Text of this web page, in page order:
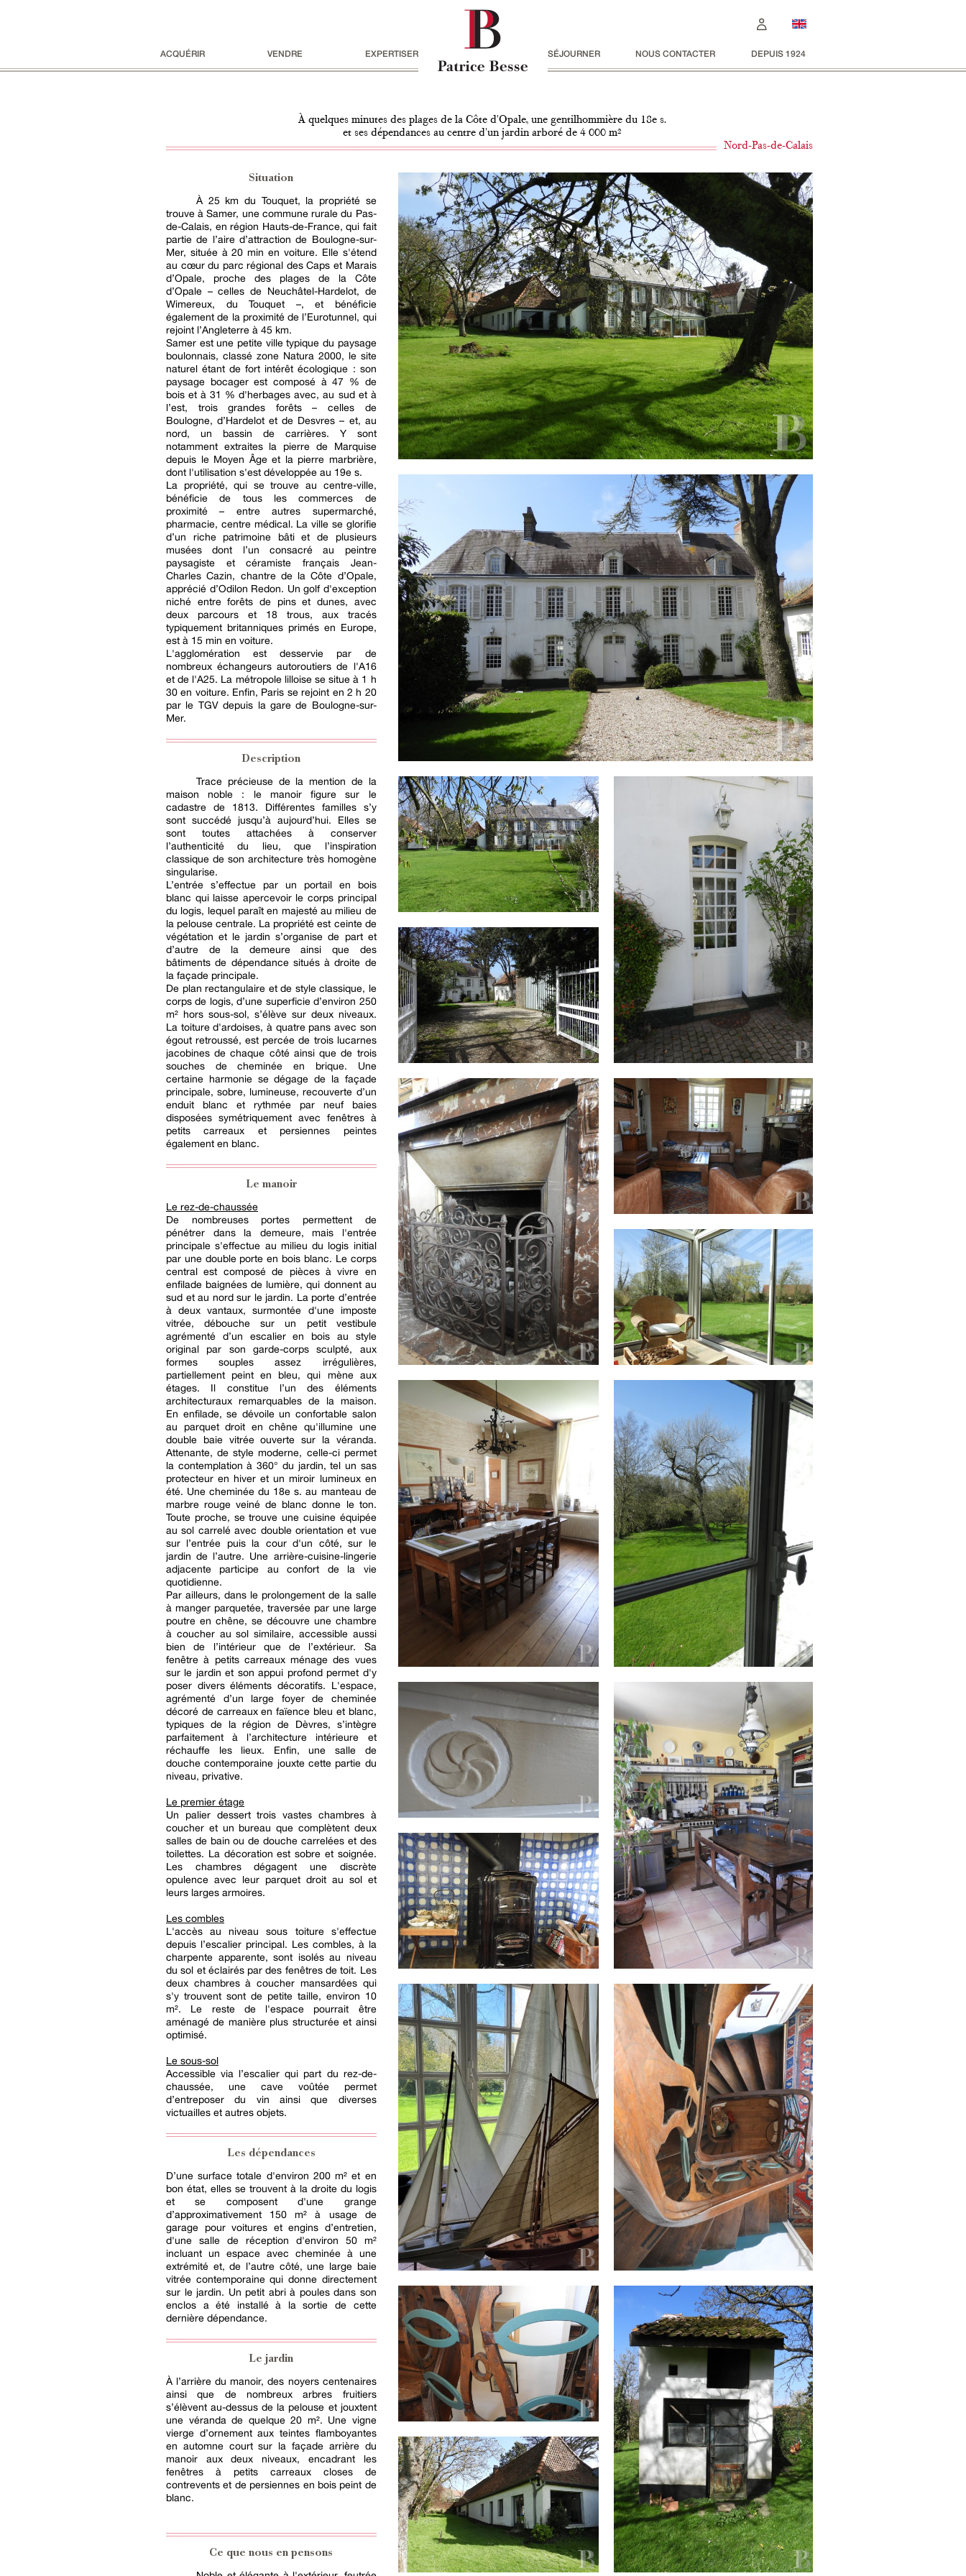
ACQUÉRIR VENDRE EXPERTISER SÉJOURNER NOUS CONTACTER DEPUIS 1924
À quelques minutes des plages de la Côte d'Opale, une gentilhommière du 18e s.
et ses dépendances au centre d'un jardin arboré de 4 000 m²
Nord-Pas-de-Calais
Situation
À 25 km du Touquet, la propriété se
trouve à Samer, une commune rurale du Pas-
de-Calais, en région Hauts-de-France, qui fait
partie de l’aire d’attraction de Boulogne-sur-
Mer, située à 20 min en voiture. Elle s'étend
au cœur du parc régional des Caps et Marais
d’Opale, proche des plages de la Côte
d’Opale – celles de Neuchâtel-Hardelot, de
Wimereux, du Touquet –, et bénéficie
également de la proximité de l’Eurotunnel, qui
rejoint l’Angleterre à 45 km.
Samer est une petite ville typique du paysage
boulonnais, classé zone Natura 2000, le site
naturel étant de fort intérêt écologique : son
paysage bocager est composé à 47 % de
bois et à 31 % d'herbages avec, au sud et à
l’est, trois grandes forêts – celles de
Boulogne, d’Hardelot et de Desvres – et, au
nord, un bassin de carrières. Y sont
notamment extraites la pierre de Marquise
depuis le Moyen Âge et la pierre marbrière,
dont l'utilisation s'est développée au 19e s.
La propriété, qui se trouve au centre-ville,
bénéficie de tous les commerces de
proximité – entre autres supermarché,
pharmacie, centre médical. La ville se glorifie
d’un riche patrimoine bâti et de plusieurs
musées dont l’un consacré au peintre
paysagiste et céramiste français Jean-
Charles Cazin, chantre de la Côte d’Opale,
apprécié d’Odilon Redon. Un golf d'exception
niché entre forêts de pins et dunes, avec
deux parcours et 18 trous, aux tracés
typiquement britanniques primés en Europe,
est à 15 min en voiture.
L'agglomération est desservie par de
nombreux échangeurs autoroutiers de l'A16
et de l'A25. La métropole lilloise se situe à 1 h
30 en voiture. Enfin, Paris se rejoint en 2 h 20
par le TGV depuis la gare de Boulogne-sur-
Mer.
Description
Trace précieuse de la mention de la
maison noble : le manoir figure sur le
cadastre de 1813. Différentes familles s’y
sont succédé jusqu’à aujourd’hui. Elles se
sont toutes attachées à conserver
l’authenticité du lieu, que l’inspiration
classique de son architecture très homogène
singularise.
L’entrée s’effectue par un portail en bois
blanc qui laisse apercevoir le corps principal
du logis, lequel paraît en majesté au milieu de
la pelouse centrale. La propriété est ceinte de
végétation et le jardin s’organise de part et
d’autre de la demeure ainsi que des
bâtiments de dépendance situés à droite de
la façade principale.
De plan rectangulaire et de style classique, le
corps de logis, d’une superficie d’environ 250
m² hors sous-sol, s’élève sur deux niveaux.
La toiture d'ardoises, à quatre pans avec son
égout retroussé, est percée de trois lucarnes
jacobines de chaque côté ainsi que de trois
souches de cheminée en brique. Une
certaine harmonie se dégage de la façade
principale, sobre, lumineuse, recouverte d’un
enduit blanc et rythmée par neuf baies
disposées symétriquement avec fenêtres à
petits carreaux et persiennes peintes
également en blanc.
Le manoir
Le rez-de-chaussée
De nombreuses portes permettent de
pénétrer dans la demeure, mais l'entrée
principale s'effectue au milieu du logis initial
par une double porte en bois blanc. Le corps
central est composé de pièces à vivre en
enfilade baignées de lumière, qui donnent au
sud et au nord sur le jardin. La porte d’entrée
à deux vantaux, surmontée d'une imposte
vitrée, débouche sur un petit vestibule
agrémenté d’un escalier en bois au style
original par son garde-corps sculpté, aux
formes souples assez irrégulières,
partiellement peint en bleu, qui mène aux
étages. Il constitue l’un des éléments
architecturaux remarquables de la maison.
En enfilade, se dévoile un confortable salon
au parquet droit en chêne qu'illumine une
double baie vitrée ouverte sur la véranda.
Attenante, de style moderne, celle-ci permet
la contemplation à 360° du jardin, tel un sas
protecteur en hiver et un miroir lumineux en
été. Une cheminée du 18e s. au manteau de
marbre rouge veiné de blanc donne le ton.
Toute proche, se trouve une cuisine équipée
au sol carrelé avec double orientation et vue
sur l’entrée puis la cour d'un côté, sur le
jardin de l’autre. Une arrière-cuisine-lingerie
adjacente participe au confort de la vie
quotidienne.
Par ailleurs, dans le prolongement de la salle
à manger parquetée, traversée par une large
poutre en chêne, se découvre une chambre
à coucher au sol similaire, accessible aussi
bien de l’intérieur que de l’extérieur. Sa
fenêtre à petits carreaux ménage des vues
sur le jardin et son appui profond permet d'y
poser divers éléments décoratifs. L'espace,
agrémenté d’un large foyer de cheminée
décoré de carreaux en faïence bleu et blanc,
typiques de la région de Dèvres, s’intègre
parfaitement à l’architecture intérieure et
réchauffe les lieux. Enfin, une salle de
douche contemporaine jouxte cette partie du
niveau, privative.
Le premier étage
Un palier dessert trois vastes chambres à
coucher et un bureau que complètent deux
salles de bain ou de douche carrelées et des
toilettes. La décoration est sobre et soignée.
Les chambres dégagent une discrète
opulence avec leur parquet droit au sol et
leurs larges armoires.
Les combles
L'accès au niveau sous toiture s'effectue
depuis l’escalier principal. Les combles, à la
charpente apparente, sont isolés au niveau
du sol et éclairés par des fenêtres de toit. Les
deux chambres à coucher mansardées qui
s'y trouvent sont de petite taille, environ 10
m². Le reste de l'espace pourrait être
aménagé de manière plus structurée et ainsi
optimisé.
Le sous-sol
Accessible via l’escalier qui part du rez-de-
chaussée, une cave voûtée permet
d’entreposer du vin ainsi que diverses
victuailles et autres objets.
Les dépendances
D’une surface totale d'environ 200 m² et en
bon état, elles se trouvent à la droite du logis
et se composent d'une grange
d’approximativement 150 m² à usage de
garage pour voitures et engins d’entretien,
d'une salle de réception d'environ 50 m²
incluant un espace avec cheminée à une
extrémité et, de l’autre côté, une large baie
vitrée contemporaine qui donne directement
sur le jardin. Un petit abri à poules dans son
enclos a été installé à la sortie de cette
dernière dépendance.
Le jardin
À l’arrière du manoir, des noyers centenaires
ainsi que de nombreux arbres fruitiers
s’élèvent au-dessus de la pelouse et jouxtent
une véranda de quelque 20 m². Une vigne
vierge d’ornement aux teintes flamboyantes
en automne court sur la façade arrière du
manoir aux deux niveaux, encadrant les
fenêtres à petits carreaux closes de
contrevents et de persiennes en bois peint de
blanc.
Ce que nous en pensons